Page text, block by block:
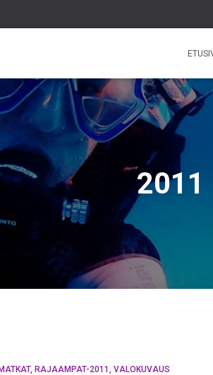
2011
MATKAT RAJAAMPAT-2011 VALOKUVAUS